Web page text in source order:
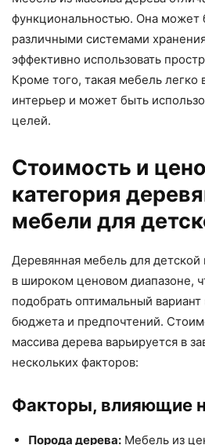
функциональностью. Она может
различными системами
эффективно использовать
Кроме того, такая мебель легко
интерьер и может быть
целей.
Стоимость и
категория
мебели для
Деревянная мебель для
в широком ценовом диапазоне,
подобрать оптимальный вариант
бюджета и предпочтений.
массива дерева варьируется в
нескольких факторов:
Факторы, влияющие
Порода дерева: Мебель из